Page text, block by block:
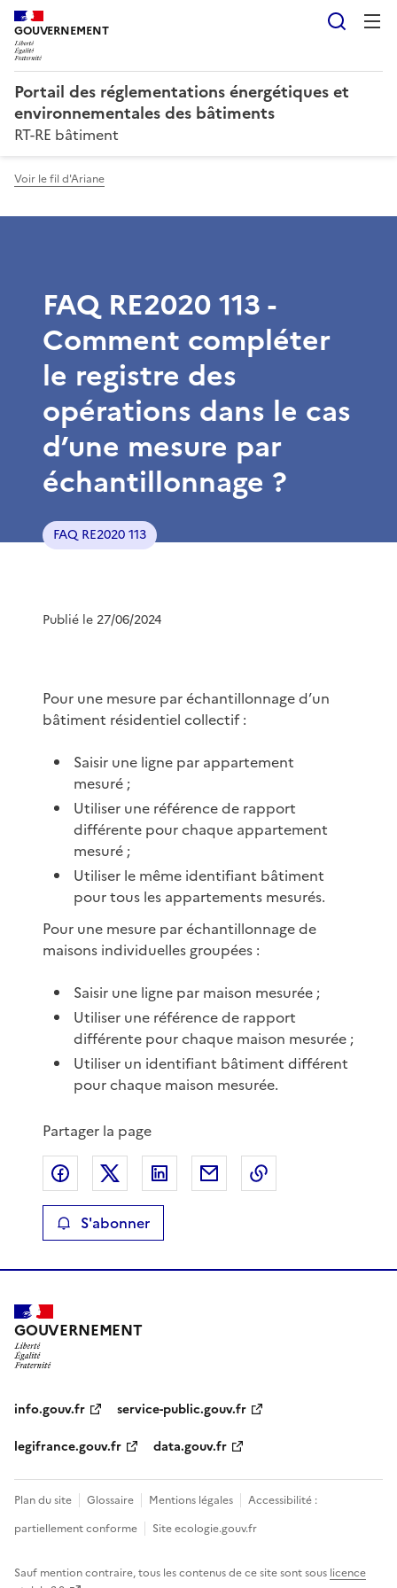
GOUVERNEMENT
Portail des réglementations énergétiques et
environnementales des bâtiments
RT-RE bâtiment
Voir le fil d'Ariane
FAQ RE2020 113 -
Comment compléter
le registre des
opérations dans le cas
d’une mesure par
échantillonnage ?
FAQ RE2020 113
Publié le 27/06/2024
Pour une mesure par échantillonnage d’un
bâtiment résidentiel collectif :
Saisir une ligne par appartement
mesuré ;
Utiliser une référence de rapport
différente pour chaque appartement
mesuré ;
Utiliser le même identifiant bâtiment
pour tous les appartements mesurés.
Pour une mesure par échantillonnage de
maisons individuelles groupées :
Saisir une ligne par maison mesurée ;
Utiliser une référence de rapport
différente pour chaque maison mesurée ;
Utiliser un identifiant bâtiment différent
pour chaque maison mesurée.
Partager la page
Partager sur Facebook
Partager sur XPartager sur LinkedIn
Partager par email
S'abonner
GOUVERNEMENT
info.gouv.fr
service-public.gouv.fr
legifrance.gouv.fr
data.gouv.fr
Plan du site Glossaire Mentions légales
Accessibilité :
partiellement conforme
Site ecologie.gouv.fr
Sauf mention contraire, tous les contenus de ce site sont sous licence